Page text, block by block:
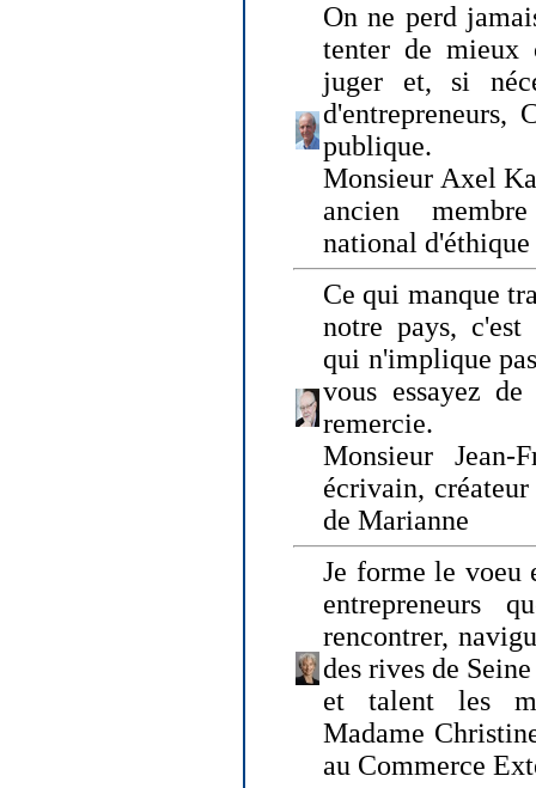
On ne perd
tenter de mieux
juger et, si
d'entrepreneurs,
publique.
Monsieur Axel
ancien
national d'éthique
Ce qui manque
notre pays,
qui n'implique
vous essayez
remercie.
Monsieur Jean-
écrivain,
de Marianne
Je forme le voeu
entrepreneurs
rencontrer,
des rives de
et talent les
Madame
au Commerce